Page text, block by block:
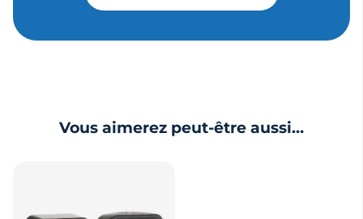
Vous aimerez peut-être aussi…